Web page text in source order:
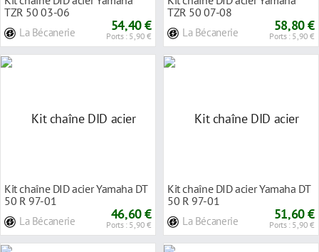
TZR 50 03-06
La Bécanerie 54,40 €
Ports : 5,90 €
TZR 50 07-08
La Bécanerie 58,80 €
Ports : 5,90 €
Kit chaîne DID acier Yamaha DT
50 R 97-01
La Bécanerie 46,60 €
Ports : 5,90 €
Kit chaîne DID acier Yamaha DT
50 R 97-01
La Bécanerie 51,60 €
Ports : 5,90 €